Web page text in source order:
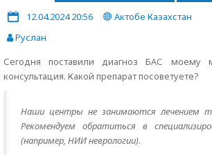
12.04.2024 20:56
Актобе Казахстан
Руслан
Сегодня поставили диагноз БАС
консультация. Какой препарат посоветуете?
Наши центры не занимаются лечением
Рекомендуем обратиться в
(например, НИИ неврологии).